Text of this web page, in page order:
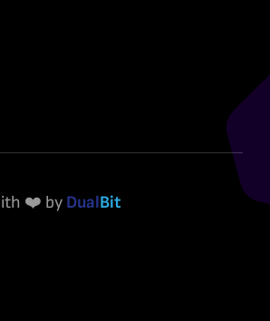
❤️ by DualBit